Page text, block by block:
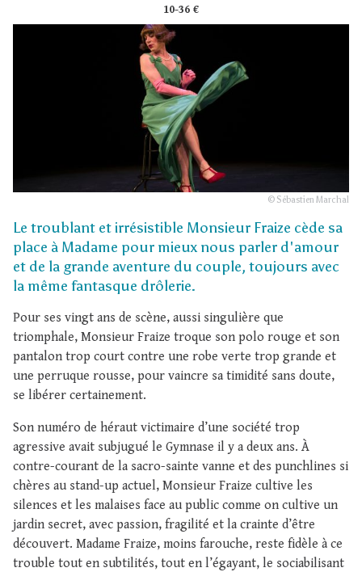
10-36 €
© Sébastien Marchal
Le troublant et irrésistible Monsieur Fraize cède sa
place à Madame pour mieux nous parler d'amour
et de la grande aventure du couple, toujours avec
la même fantasque drôlerie.
Pour ses vingt ans de scène, aussi singulière que
triomphale, Monsieur Fraize troque son polo rouge et son
pantalon trop court contre une robe verte trop grande et
une perruque rousse, pour vaincre sa timidité sans doute,
se libérer certainement.
Son numéro de héraut victimaire d’une société trop
agressive avait subjugué le Gymnase il y a deux ans. À
contre-courant de la sacro-sainte vanne et des punchlines si
chères au stand-up actuel, Monsieur Fraize cultive les
silences et les malaises face au public comme on cultive un
jardin secret, avec passion, fragilité et la crainte d’être
découvert. Madame Fraize, moins farouche, reste fidèle à ce
trouble tout en subtilités, tout en l’égayant, le sociabilisant